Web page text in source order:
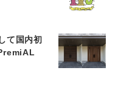
て国内初